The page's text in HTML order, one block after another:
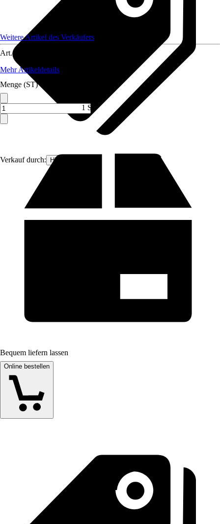
Verkauf durch: HEPA Solar
Weitere Artikel des Verkäufers
Art.-Nr.
Mehr Artikeldetails
Menge (ST)
1 ST
Bequem liefern lassen
Online bestellen